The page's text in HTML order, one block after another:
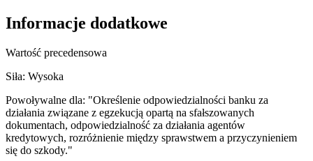
Informacje dodatkowe
Wartość precedensowa
Siła: Wysoka
Powoływalne dla: "Określenie odpowiedzialności banku za
działania związane z egzekucją opartą na sfałszowanych
dokumentach, odpowiedzialność za działania agentów
kredytowych, rozróżnienie między sprawstwem a przyczynieniem
się do szkody."